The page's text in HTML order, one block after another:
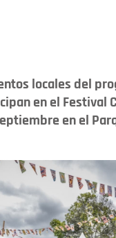
locales del
en el Festival
en el